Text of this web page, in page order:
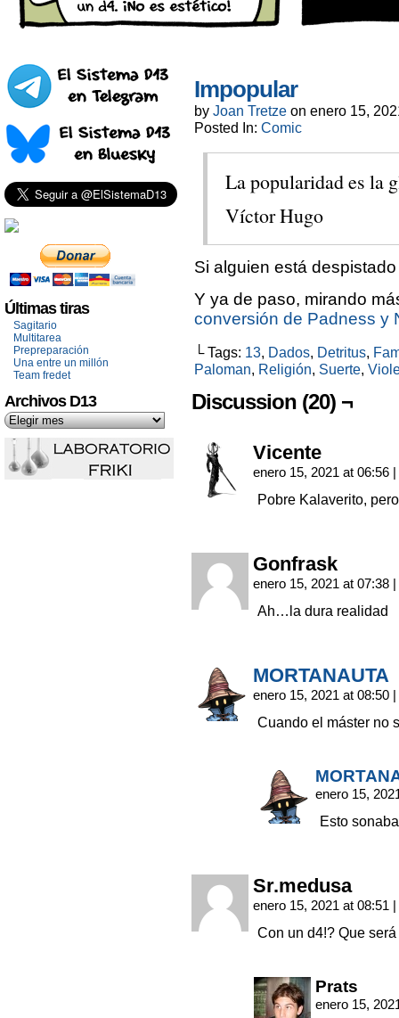
Últimas tiras
Sagitario
Multitarea
Prepreparación
Una entre un millón
Team fredet
Archivos D13
Impopular
by Joan Tretze on enero 15,
Posted In: Comic
La popularidad es la
Víctor Hugo
Si alguien está
Y ya de paso, mirando
conversión de Padness y
└ Tags: 13, Dados, Detritus,
Paloman, Religión, Suerte,
Discussion (20) ¬
Vicente
enero 15, 2021 at 06:56 |
Pobre Kalaverito,
Gonfrask
enero 15, 2021 at 07:38 |
Ah…la dura realidad
MORTANAUTA
enero 15, 2021 at 08:50 |
Cuando el máster no
enero 15,
Esto
Sr.medusa
enero 15, 2021 at 08:51 |
Con un d4!? Que
Prats
enero 15,